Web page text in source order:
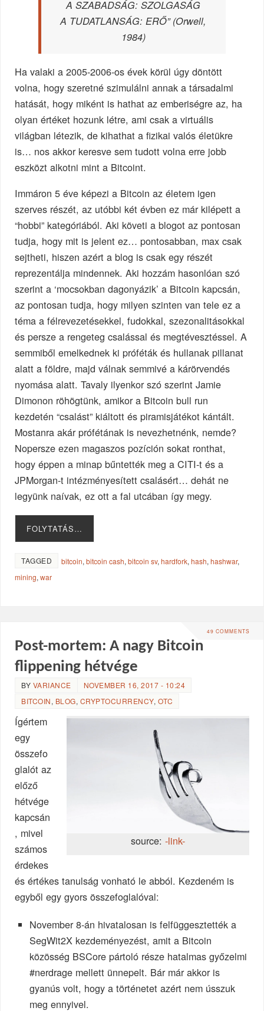
A SZABADSÁG: SZOLGASÁG
A TUDATLANSÁG: ERŐ” (Orwell,
1984)
Ha valaki a 2005-2006-os évek körül úgy döntött
volna, hogy szeretné szimulálni annak a társadalmi
hatását, hogy miként is hathat az emberiségre az, ha
olyan értéket hozunk létre, ami csak a virtuális
világban létezik, de kihathat a fizikai valós életükre
is… nos akkor keresve sem tudott volna erre jobb
eszközt alkotni mint a Bitcoint.
Immáron 5 éve képezi a Bitcoin az életem igen
szerves részét, az utóbbi két évben ez már kilépett a
“hobbi” kategóriából. Aki követi a blogot az pontosan
tudja, hogy mit is jelent ez… pontosabban, max csak
sejtheti, hiszen azért a blog is csak egy részét
reprezentálja mindennek. Aki hozzám hasonlóan szó
szerint a ‘mocsokban dagonyázik’ a Bitcoin kapcsán,
az pontosan tudja, hogy milyen szinten van tele ez a
téma a félrevezetésekkel, fudokkal, szezonalitásokkal
és persze a rengeteg csalással és megtévesztéssel. A
semmiből emelkednek ki próféták és hullanak pillanat
alatt a földre, majd válnak semmivé a kárörvendés
nyomása alatt. Tavaly ilyenkor szó szerint Jamie
Dimonon röhögtünk, amikor a Bitcoin bull run
kezdetén “csalást” kiáltott és piramisjátékot kántált.
Mostanra akár prófétának is nevezhetnénk, nemde?
Nopersze ezen magaszos pozíción sokat ronthat,
hogy éppen a minap bűntették meg a CITI-t és a
JPMorgan-t intézményesített csalásért… dehát ne
legyünk naívak, ez ott a fal utcában így megy.
FOLYTATÁS…
TAGGED bitcoin,bitcoin cash,bitcoin sv,hardfork,hash,hashwar,
mining,war
49 COMMENTS
Post-mortem: A nagy Bitcoin
flippening hétvége
BY VARIANCE
NOVEMBER 16, 2017 - 10:24
BITCOIN, BLOG, CRYPTOCURRENCY, OTC
source: -link-
Ígértem
egy
összefo
glalót az
előző
hétvége
kapcsán
, mivel
számos
érdekes
és értékes tanulság vonható le abból. Kezdeném is
egyből egy gyors összefoglalóval:
November 8-án hivatalosan is felfüggesztették a
SegWit2X kezdeményezést, amit a Bitcoin
közösség BSCore pártoló része hatalmas győzelmi
#nerdrage mellett ünnepelt. Bár már akkor is
gyanús volt, hogy a történetet azért nem ússzuk
meg ennyivel.